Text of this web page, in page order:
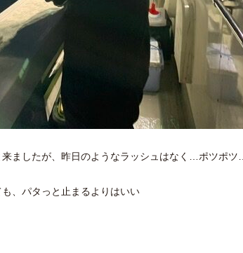
ましたが、昨日のようなラッシュはなく…ポツポツ…
、パタっと止まるよりはいい